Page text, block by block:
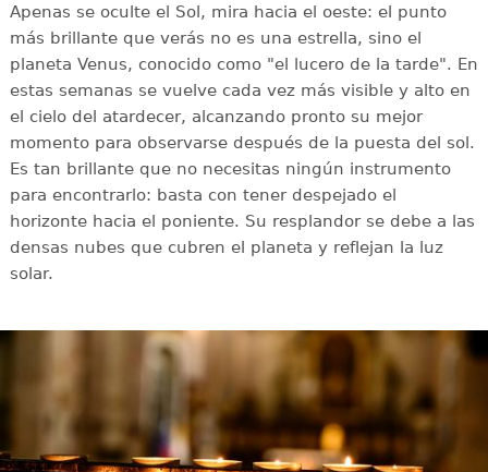
Apenas se oculte el Sol, mira hacia el oeste: el punto
más brillante que verás no es una estrella, sino el
planeta Venus, conocido como "el lucero de la tarde". En
estas semanas se vuelve cada vez más visible y alto en
el cielo del atardecer, alcanzando pronto su mejor
momento para observarse después de la puesta del sol.
Es tan brillante que no necesitas ningún instrumento
para encontrarlo: basta con tener despejado el
horizonte hacia el poniente. Su resplandor se debe a las
densas nubes que cubren el planeta y reflejan la luz
solar.